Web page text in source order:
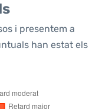
i presentem a
han estat els